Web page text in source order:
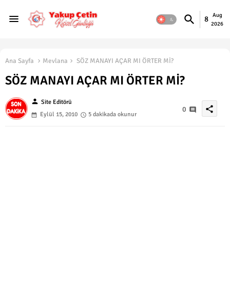
8
Aug
2026
Ana Sayfa Mevlana SÖZ MANAYI AÇAR MI ÖRTER Mİ?
SÖZ MANAYI AÇAR MI ÖRTER Mİ?
person Site Editörü
Eylül 15, 2010
5 dakikada okunur
0 share